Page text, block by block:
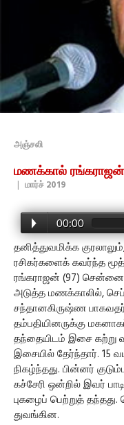
அஞ்சலி
மணக்கால் ரங்கராஜன்
| மார்ச் 2019
00:00
தனித்துவமிக்க
ரசிகர்களைக் கவர்ந்த
ரங்கராஜன் (97)
அடுத்த மணக்காலில்,
சந்தானகிருஷ்ண
தம்பதியினருக்கு
தந்தையிடம் இசை கற்று
இசையில் தேர்ந்தார். 15
நிகழ்ந்தது. பின்னர்
கச்சேரி ஒன்றில் இவர்
புகழைப் பெற்றுத்
துவங்கின.